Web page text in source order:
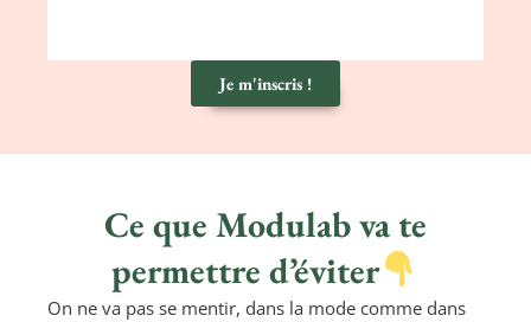
Je m'inscris !
Ce que Modulab va te
permettre d’éviter
On ne va pas se mentir, dans la mode comme dans